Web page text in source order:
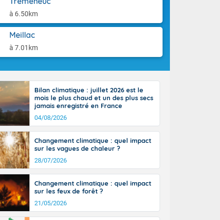
à 6.50km
Meillac
à 7.01km
l'Occitanie
puis
Midi-
nord du
Les
totalité du
Bilan climatique : juillet 2026 est le
mois le plus chaud et un des plus secs
jamais enregistré en France
04/08/2026
Changement climatique : quel impact
sur les vagues de chaleur ?
28/07/2026
Changement climatique : quel impact
sur les feux de forêt ?
21/05/2026